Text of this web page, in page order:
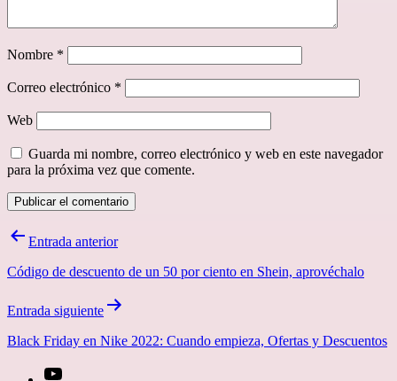
Nombre *
Correo electrónico *
Web
Guarda mi nombre, correo electrónico y web en este navegador
para la próxima vez que comente.
Navegación
entradas
Entrada anterior
Código de descuento de un 50 por ciento en Shein, aprovéchalo
Entrada siguiente
Black Friday en Nike 2022: Cuando empieza, Ofertas y Descuentos